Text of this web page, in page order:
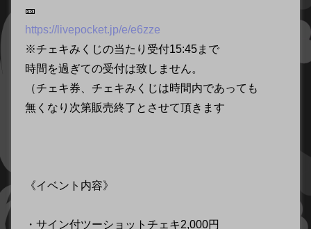
🎫
https://livepocket.jp/e/e6zze
※チェキみくじの当たり受付15:45まで
時間を過ぎての受付は致しません。
（チェキ券、チェキみくじは時間内であっても
無くなり次第販売終了とさせて頂きます
《イベント内容》
・サイン付ツーショットチェキ2,000円